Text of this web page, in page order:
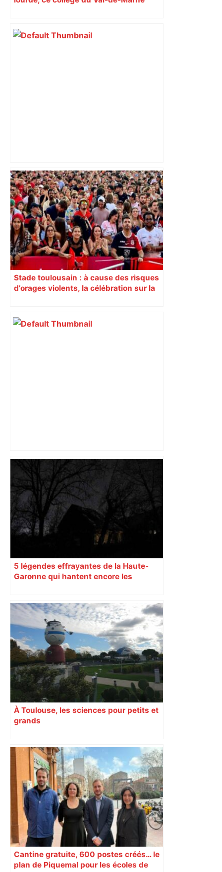
DIRECT. Finale de Top 14 Toulouse-
Montpellier: après l'interruption, Leo
Coly marque un essai et relance cette
finale ! – RMC Sport
Stade toulousain : à cause des risques
d’orages violents, la célébration sur la
Capilla en bleu ciel pour combien de
temps encore ? Toulouse et l'UBB aux
aguets – Rugbynistere
5 légendes effrayantes de la Haute-
Garonne qui hantent encore les
À Toulouse, les sciences pour petits et
grands
Cantine gratuite, 600 postes créés… le
plan de Piquemal pour les écoles de